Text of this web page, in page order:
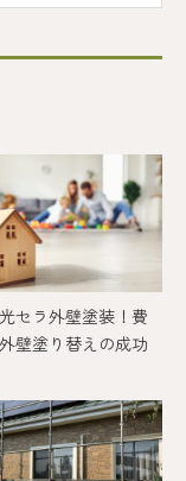
セラ外壁塗装！費
壁塗り替えの成功